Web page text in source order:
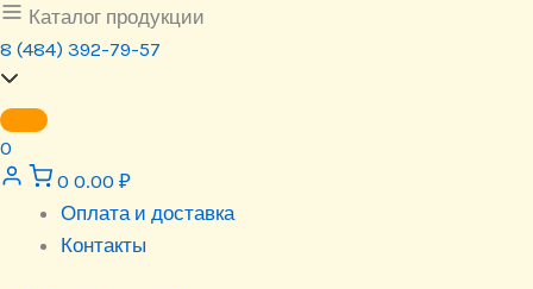
Перейти
к
содержимому
Каталог продукции
8 (484) 392-79-57
0
0 0.00 ₽
Оплата и доставка
Контакты